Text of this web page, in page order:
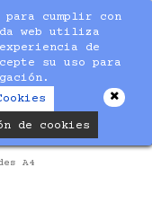
para cumplir con
web utiliza
de
su uso para
de cookies
A4